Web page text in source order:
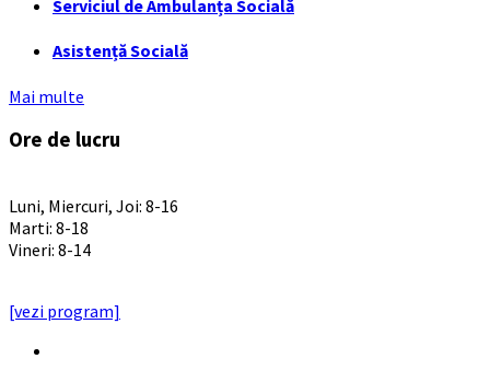
Serviciul de Ambulanța Socială
Asistență Socială
Mai multe
Ore de lucru
Luni, Miercuri, Joi: 8-16
Marti: 8-18
Vineri: 8-14
[vezi program]